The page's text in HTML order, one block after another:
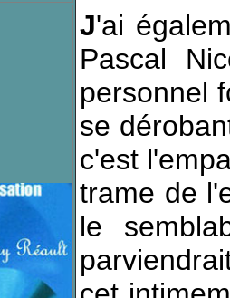
J'ai
Pascal
personnel
se
c'est
trame de
le